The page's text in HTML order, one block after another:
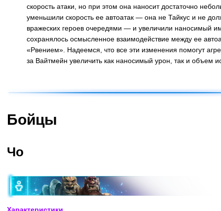
скорость атаки, но при этом она наносит достаточно
уменьшили скорость ее автоатак — она не Тайкус и не
вражеских героев очередями — и увеличили наносимый
сохранялось осмысленное взаимодействие между ее
«Рвением». Надеемся, что все эти изменения помогут
за Вайтмейн увеличить как наносимый урон, так и объем
Бойцы
Чо
Характеристики